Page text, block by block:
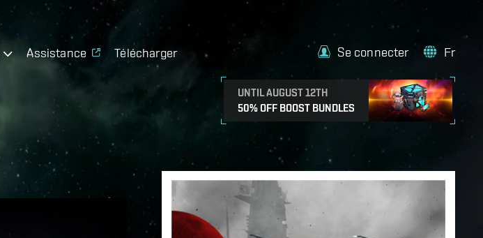
Assistance Télécharger
UNTIL AUGUST 12TH
50% OFF BOOST BUNDLES
Se connecter Fr